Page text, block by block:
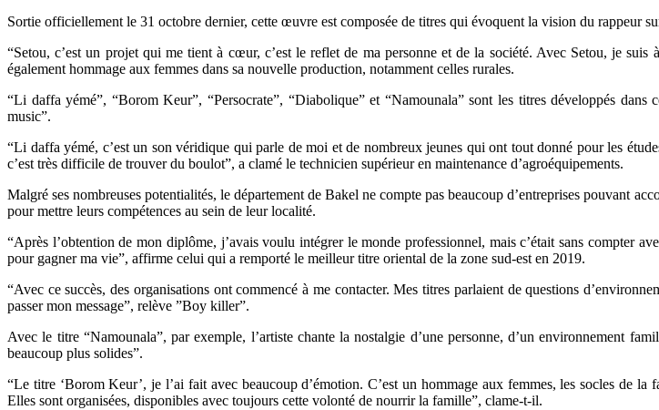
Sortie officiellement le 31 octobre dernier, cette œuvre est composée de titres qui évoquent la vision du rappeur
“Setou, c’est un projet qui me tient à cœur, c’est le reflet de ma personne et de la société. Avec Setou, je
également hommage aux femmes dans sa nouvelle production, notamment celles rurales.
“Li daffa yémé”, “Borom Keur”, “Persocrate”, “Diabolique” et “Namounala” sont les titres développés
music”.
“Li daffa yémé, c’est un son véridique qui parle de moi et de nombreux jeunes qui ont tout donné pour les
c’est très difficile de trouver du boulot”, a clamé le technicien supérieur en maintenance d’agroéquipements.
Malgré ses nombreuses potentialités, le département de Bakel ne compte pas beaucoup d’entreprises pouvant
pour mettre leurs compétences au sein de leur localité.
“Après l’obtention de mon diplôme, j’avais voulu intégrer le monde professionnel, mais c’était sans compter
pour gagner ma vie”, affirme celui qui a remporté le meilleur titre oriental de la zone sud-est en 2019.
“Avec ce succès, des organisations ont commencé à me contacter. Mes titres parlaient de questions
passer mon message”, relève ”Boy killer”.
Avec le titre “Namounala”, par exemple, l’artiste chante la nostalgie d’une personne, d’un environnement
beaucoup plus solides”.
“Le titre ‘Borom Keur’, je l’ai fait avec beaucoup d’émotion. C’est un hommage aux femmes, les socles de
Elles sont organisées, disponibles avec toujours cette volonté de nourrir la famille”, clame-t-il.